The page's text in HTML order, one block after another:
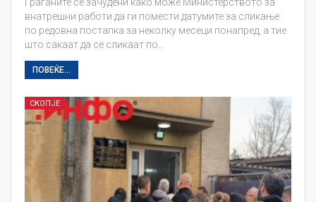
внатрешни работи да ги помести датумите за сликање
по редовна постапка за неколку месеци понапред, а тие
што сакаат да се сликаат по…
ПОВЕЌЕ...
СКОПЈЕ